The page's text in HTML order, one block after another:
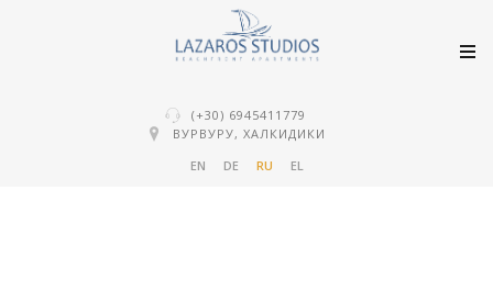
EN DE RU EL
(+30) 6945411779
ВУРВУРУ, ХАЛКИДИКИ